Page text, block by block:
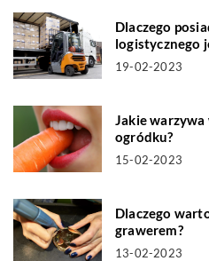
Dlaczego
logistycznego
19-02-2023
Jakie warzywa
ogródku?
15-02-2023
Dlaczego
grawerem?
13-02-2023